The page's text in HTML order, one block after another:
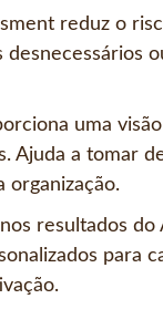
reduz o
uma
Ajuda a tomar
organização.
resultados do
para